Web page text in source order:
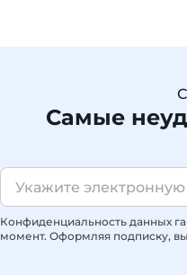
Самые
Конфиденциальность данных
момент. Оформляя подписку,